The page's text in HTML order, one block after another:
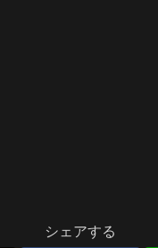
シェアする